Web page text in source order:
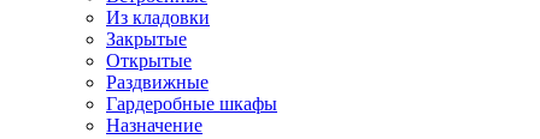
Из кладовки
Закрытые
Открытые
Раздвижные
Гардеробные шкафы
Назначение